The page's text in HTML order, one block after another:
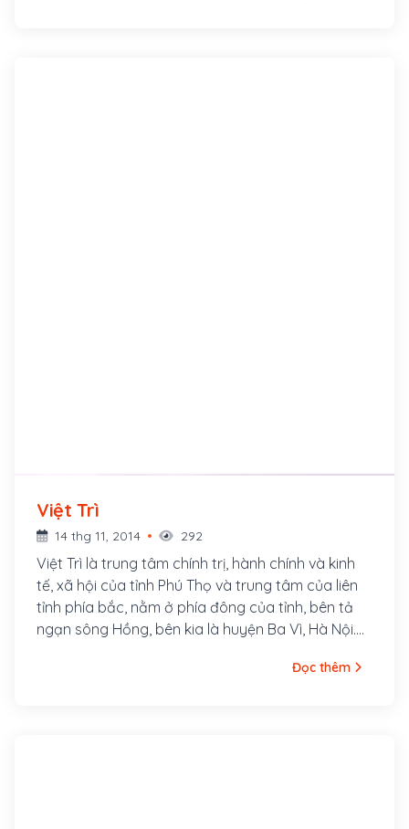
Việt Trì
14 thg 11, 2014 292
Việt Trì là trung tâm chính trị, hành chính và kinh
tế, xã hội của tỉnh Phú Thọ và trung tâm của liên
tỉnh phía bắc, nằm ở phía đông của tỉnh, bên tả
ngạn sông Hồng, bên kia là huyện Ba Vì, Hà Nội.
của người Việt, quê hương đất tổ vua Hùng.
Đọc thêm